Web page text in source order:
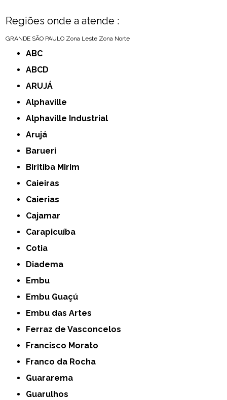
Regiões onde a atende :
GRANDE SÃO PAULO Zona Leste Zona Norte
ABC
ABCD
ARUJÁ
Alphaville
Alphaville Industrial
Arujá
Barueri
Biritiba Mirim
Caieiras
Caierias
Cajamar
Carapicuíba
Cotia
Diadema
Embu
Embu Guaçú
Embu das Artes
Ferraz de Vasconcelos
Francisco Morato
Franco da Rocha
Guararema
Guarulhos